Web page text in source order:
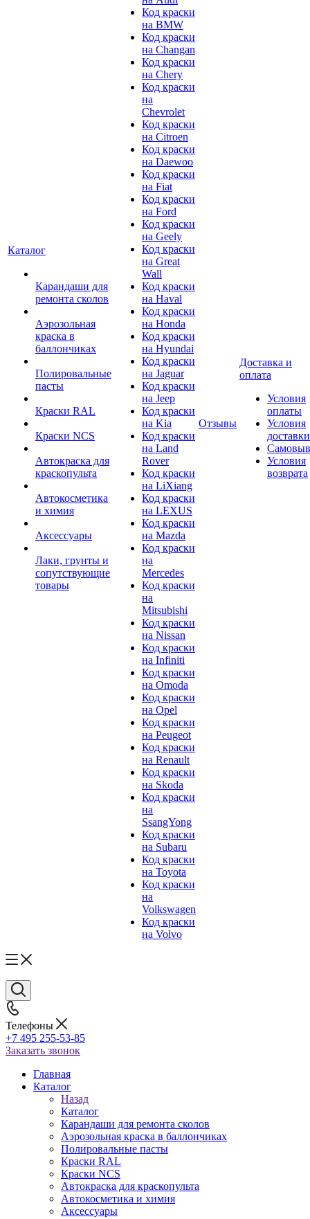
Каталог
Карандаши для
ремонта сколов
Аэрозольная
краска в
баллончиках
Полировальные
пасты
Краски RAL
Краски NCS
Автокраска для
краскопульта
Автокосметика
и химия
Аксессуары
Лаки, грунты и
сопутствующие
товары
Код краски
на BMW
Код краски
на Changan
Код краски
на Chery
Код краски
на
Chevrolet
Код краски
на Citroen
Код краски
на Daewoo
Код краски
на Fiat
Код краски
на Ford
Код краски
на Geely
Код краски
на Great
Wall
Код краски
на Haval
Код краски
на Honda
Код краски
на Hyundai
Код краски
на Jaguar
Код краски
на Jeep
Код краски
на Kia
Код краски
на Land
Rover
Код краски
на LiXiang
Код краски
на LEXUS
Код краски
на Mazda
Код краски
на
Mercedes
Код краски
на
Mitsubishi
Код краски
на Nissan
Код краски
на Infiniti
Код краски
на Omoda
Код краски
на Opel
Код краски
на Peugeot
Код краски
на Renault
Код краски
на Skoda
Код краски
на
SsangYong
Код краски
на Subaru
Код краски
на Toyota
Код краски
на
Volkswagen
Код краски
на Volvo
Отзывы
Доставка и
оплата
Условия
оплаты
Условия
доставки
Условия
возврата
Телефоны
+7 495 255-53-85
Заказать звонок
Главная
Каталог
Назад
Каталог
Карандаши для ремонта сколов
Аэрозольная краска в баллончиках
Полировальные пасты
Краски RAL
Краски NCS
Автокраска для краскопульта
Автокосметика и химия
Аксессуары